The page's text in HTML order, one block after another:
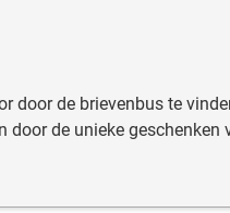
door de brievenbus te
door de unieke geschenken